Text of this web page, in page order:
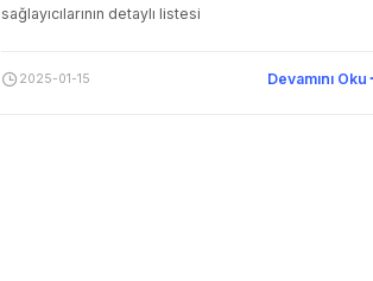
sağlayıcılarının detaylı listesi
2025-01-15 Devamını Oku